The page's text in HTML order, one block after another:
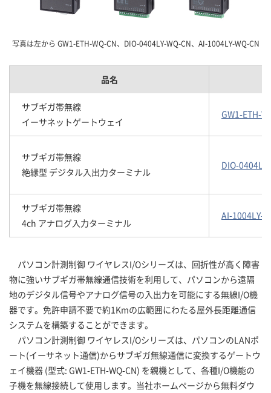
写真は左から GW1-ETH-WQ-CN、DIO-0404LY-WQ-CN、AI-1004LY-WQ-CN
品名
サブギガ帯無線
イーサネットゲートウェイ
GW1-ETH-
サブギガ帯無線
絶縁型 デジタル入出力ターミナル
DIO-
サブギガ帯無線
4ch アナログ入力ターミナル
AI-1004LY-
パソコン計測制御 ワイヤレスI/Oシリーズは、回折性が高く障害
物に強いサブギガ帯無線通信技術を利用して、パソコンから遠隔
地のデジタル信号やアナログ信号の入出力を可能にする無線I/O機
器です。免許申請不要で約1Kmの広範囲にわたる屋外長距離通信
システムを構築することができます。
パソコン計測制御 ワイヤレスI/Oシリーズは、パソコンのLANポ
ート(イーサネット通信)からサブギガ無線通信に変換するゲートウ
ェイ機器 (型式: GW1-ETH-WQ-CN) を親機として、各種I/O機能の
子機を無線接続して使用します。当社ホームページから無料ダウ